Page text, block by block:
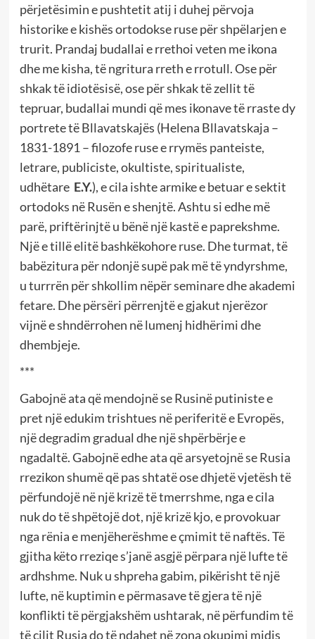
përjetësimin e pushtetit atij i duhej përvoja
historike e kishës ortodokse ruse për shpëlarjen e
trurit. Prandaj budallai e rrethoi veten me ikona
dhe me kisha, të ngritura rreth e rrotull. Ose për
shkak të idiotësisë, ose për shkak të zellit të
tepruar, budallai mundi që mes ikonave të rraste dy
portrete të Bllavatskajës (Helena Bllavatskaja –
1831-1891 – filozofe ruse e rrymës panteiste,
letrare, publiciste, okultiste, spiritualiste,
udhëtare E.Y.), e cila ishte armike e betuar e sektit
ortodoks në Rusën e shenjtë. Ashtu si edhe më
parë, priftërinjtë u bënë një kastë e paprekshme.
Një e tillë elitë bashkëkohore ruse. Dhe turmat, të
babëzitura për ndonjë supë pak më të yndyrshme,
u turrrën për shkollim nëpër seminare dhe akademi
fetare. Dhe përsëri përrenjtë e gjakut njerëzor
vijnë e shndërrohen në lumenj hidhërimi dhe
dhembjeje.
***
Gabojnë ata që mendojnë se Rusinë putiniste e
pret një edukim trishtues në periferitë e Evropës,
një degradim gradual dhe një shpërbërje e
ngadaltë. Gabojnë edhe ata që arsyetojnë se Rusia
rrezikon shumë që pas shtatë ose dhjetë vjetësh të
përfundojë në një krizë të tmerrshme, nga e cila
nuk do të shpëtojë dot, një krizë kjo, e provokuar
nga rënia e menjëherëshme e çmimit të naftës. Të
gjitha këto rreziqe s’janë asgjë përpara një lufte të
ardhshme. Nuk u shpreha gabim, pikërisht të një
lufte, në kuptimin e përmasave të gjera të një
konflikti të përgjakshëm ushtarak, në përfundim të
të cilit Rusia do të ndahet në zona okupimi midis